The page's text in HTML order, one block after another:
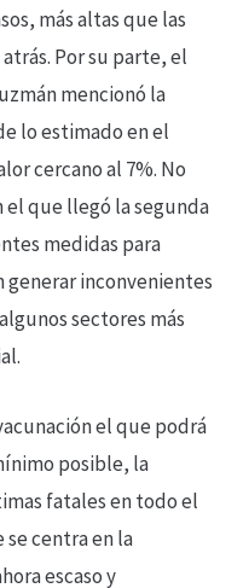
más altas que las
Por su parte, el
mencionó la
lo estimado en el
cercano al 7%. No
que llegó la segunda
medidas para
inconvenientes
sectores más
el que podrá
posible, la
fatales en todo el
centra en la
escaso y